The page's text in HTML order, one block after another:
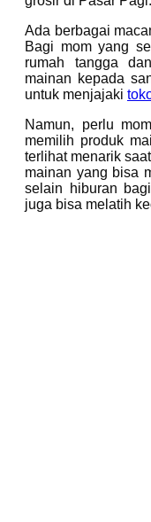
Ada berbagai
Bagi mom yang
rumah tangga
mainan kepada
untuk menjajaki
Namun, perlu
memilih produk
terlihat menarik
mainan yang bisa
selain hiburan
juga bisa melatih